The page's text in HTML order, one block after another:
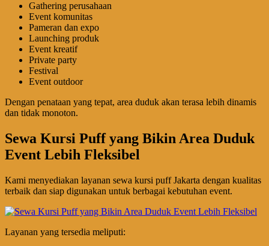
Gathering perusahaan
Event komunitas
Pameran dan expo
Launching produk
Event kreatif
Private party
Festival
Event outdoor
Dengan penataan yang tepat, area duduk akan terasa lebih dinamis
dan tidak monoton.
Sewa Kursi Puff yang Bikin Area Duduk
Event Lebih Fleksibel
Kami menyediakan layanan sewa kursi puff Jakarta dengan kualitas
terbaik dan siap digunakan untuk berbagai kebutuhan event.
Layanan yang tersedia meliputi: